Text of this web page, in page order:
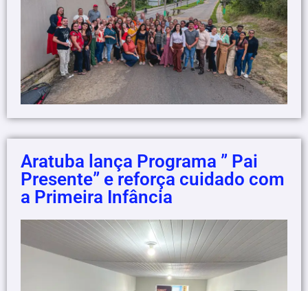
Aratuba lança Programa ” Pai
Presente” e reforça cuidado com
a Primeira Infância